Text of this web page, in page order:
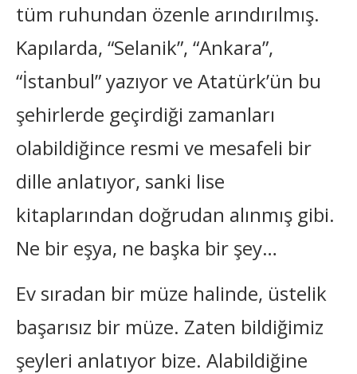
tüm ruhundan özenle arındırılmış.
Kapılarda, “Selanik”, “Ankara”,
“İstanbul” yazıyor ve Atatürk’ün bu
şehirlerde geçirdiği zamanları
olabildiğince resmi ve mesafeli bir
dille anlatıyor, sanki lise
kitaplarından doğrudan alınmış gibi.
Ne bir eşya, ne başka bir şey…
Ev sıradan bir müze halinde, üstelik
başarısız bir müze. Zaten bildiğimiz
şeyleri anlatıyor bize. Alabildiğine